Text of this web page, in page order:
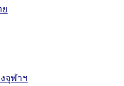
จุฬาฯ